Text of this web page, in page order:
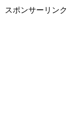
スポンサーリンク